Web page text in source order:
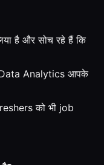
है और सोच रहे हैं कि
Analytics आपके
को भी job